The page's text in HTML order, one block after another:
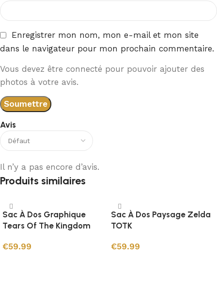
Avis
Il n’y a pas encore d’avis.
Enregistrer mon nom, mon e-mail et mon site
dans le navigateur pour mon prochain commentaire.
Vous devez être connecté pour pouvoir ajouter des
photos à votre avis.
Produits similaires
Sac À Dos Graphique
Tears Of The Kingdom
€59.99
Sac À Dos Paysage Zelda
TOTK
€59.99